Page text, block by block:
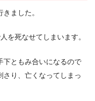
ました。
を死なせてしまいます。
下ともみ合いになるので
り、亡くなってしまっ